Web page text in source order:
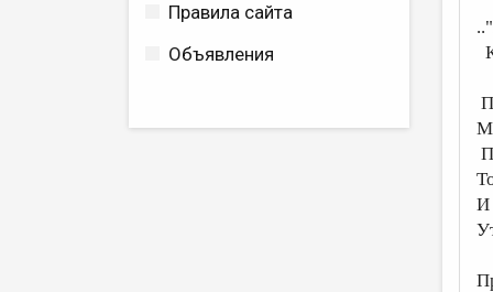
Правила сайта
Объявления
И